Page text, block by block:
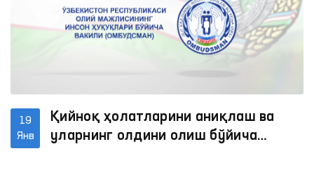
19
Янв
Қийноқ ҳолатларини аниқлаш ва
уларнинг олдини олиш бўйича